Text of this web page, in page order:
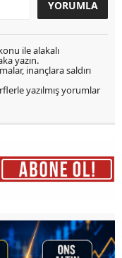
ile alakalı
yazın.
inançlara saldırı
yazılmış yorumlar